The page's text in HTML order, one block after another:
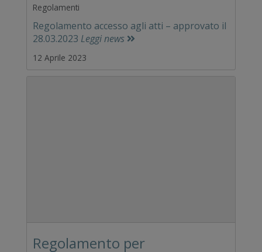
Regolamenti
Regolamento accesso agli atti – approvato il
28.03.2023 Leggi news
12 Aprile 2023
Regolamento per